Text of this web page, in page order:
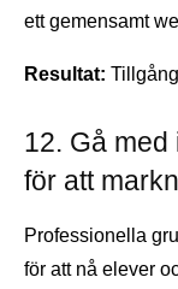
ett gemensamt
Resultat:
12. Gå
för att
Professionella
för att nå elever